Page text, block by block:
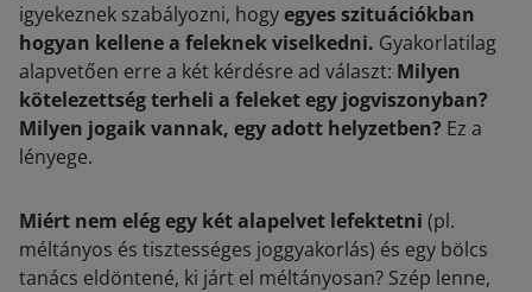
igyekeznek szabályozni, hogyegyes szituációkban
hogyan kellene a feleknek viselkedni. Gyakorlatilag
alapvetően erre a két kérdésre ad választ: Milyen
kötelezettség terheli a feleket egy jogviszonyban?
Milyen jogaik vannak, egy adott helyzetben? Ez a
lényege.
Miért nem elég egy két alapelvet lefektetni (pl.
méltányos és tisztességes joggyakorlás) és egy bölcs
tanács eldöntené, ki járt el méltányosan? Szép lenne,